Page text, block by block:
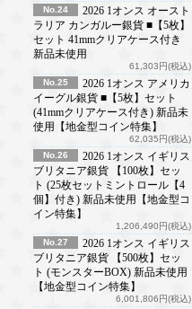
No.24
2026 1オンス オースト
ラリア カンガルー銀貨 ■【5枚】
セット 41mmクリアケース付き
新品未使用
61,303円(税込)
No.25
2026 1オンス アメリカ
イーグル銀貨 ■【5枚】セット
(41mmクリアケース付き) 新品未
使用【地金型コイン特集】
62,035円(税込)
No.26
2026 1オンス イギリス
ブリタニア銀貨 【100枚】セッ
ト (25枚セットミントロール【4
個】付き) 新品未使用【地金型コ
イン特集】
1,206,490円(税込)
No.27
2026 1オンス イギリス
ブリタニア銀貨 【500枚】セッ
ト (モンスターBOX) 新品未使用
【地金型コイン特集】
6,001,806円(税込)